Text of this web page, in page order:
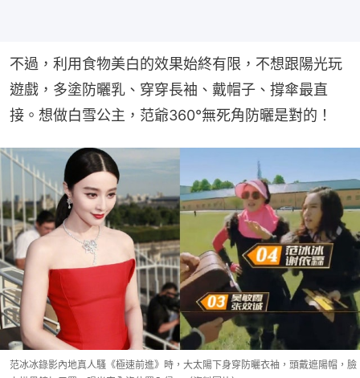
不過，利用食物美白的效果始終有限，不想跟陽光玩
遊戲，多塗防曬乳、穿穿長袖、戴帽子、撐傘最直
接。想做白雪公主，范爺360°無死角防曬是對的！
范冰冰錄影內地真人騷《極速前進》時，大太陽下身穿防曬衣袖，頭戴遮陽帽，臉